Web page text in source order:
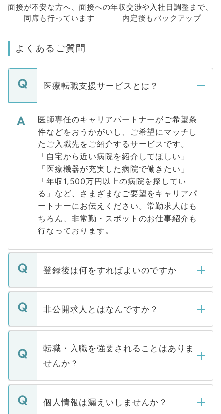
面接が不安な方へ、 面接への
同席も行っています
年収交渉や入社日調整まで、
内定後もバックアップ
よくあるご質問
医療転職支援サービスとは？
医師専任のキャリアパートナーがご希望条
件などをおうかがいし、ご希望にマッチし
たご入職先をご紹介するサービスです。
「自宅から近い病院を紹介してほしい」
「医療機器が充実した病院で働きたい」
「年収1,500万円以上の病院を探してい
る」など、さまざまなご要望をキャリアパ
ートナーにお伝えください。常勤求人はも
ちろん、非常勤・スポットのお仕事紹介も
行なっております。
登録後は何をすればよいのですか
ご登録いただきましたら、弊社担当者がご
登録内容を確認し、その後メールもしくは
ます。通常、5営業日以内にはご連絡をせて
いただきますので、しばらくお待ちくださ
い。
非公開求人とはなんですか？
マイナビDOCTORで取り扱っている求人の
うち約3割は、Webサイトからご覧いただ
けない「非公開求人」です。非公開求人は
下記の理由によって、一般には公開してい
ません。
■応募殺到を避けるため 人気のある医療機
転職・入職を強要されることはありま
せんか？
転職・入職を強要することは一切ありませ
ん。また、仮に応募先から内定をいただい
個人情報は漏えいしませんか？